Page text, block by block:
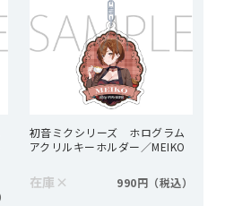
初音ミクシリーズ ホログラム
アクリルキーホルダー／MEIKO
在庫 × 990円